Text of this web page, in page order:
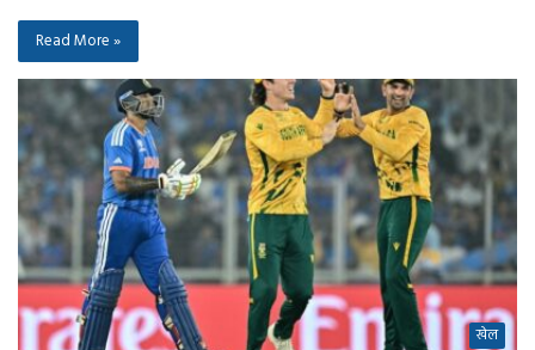
Read More »
खेल